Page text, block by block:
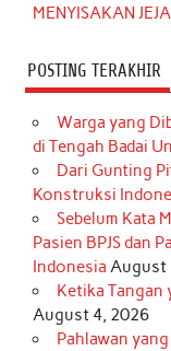
MENYISAKAN
POSTING TERAKHIR
Warga yang
di Tengah Badai
Dari Gunting
Konstruksi
Sebelum Kata
Pasien BPJS dan
Indonesia August
Ketika Tangan
August 4, 2026
Pahlawan